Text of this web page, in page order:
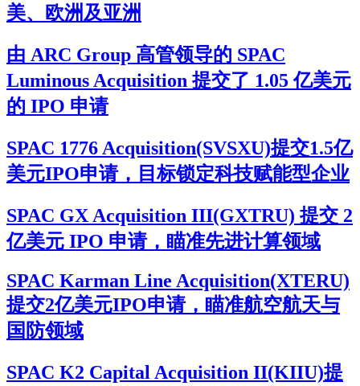
美、欧洲及亚洲
由 ARC Group 高管领导的 SPAC
Luminous Acquisition 提交了 1.05 亿美元
的 IPO 申请
SPAC 1776 Acquisition(SVSXU)提交1.5亿
美元IPO申请，目标锁定科技赋能型企业
SPAC GX Acquisition III(GXTRU) 提交 2
亿美元 IPO 申请，瞄准先进计算领域
SPAC Karman Line Acquisition(XTERU)
提交2亿美元IPO申请，瞄准航空航天与
国防领域
SPAC K2 Capital Acquisition II(KIIU)提